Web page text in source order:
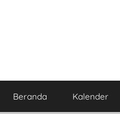
Beranda Kalender